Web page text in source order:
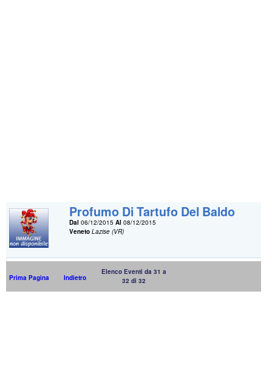
Profumo Di Tartufo Del Baldo
Dal 06/12/2015Al 08/12/2015
Veneto Lazise (VR)
Prima Pagina Indietro
Elenco Eventi da 31 a
32 di 32